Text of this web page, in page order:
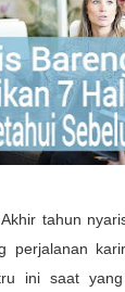
tahun
perjalanan
ini saat